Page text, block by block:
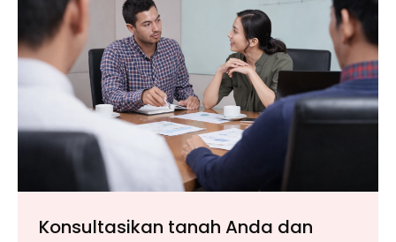
Konsultasikan tanah Anda dan